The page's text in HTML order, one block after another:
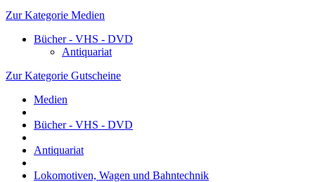
Zur Kategorie Medien
Bücher - VHS - DVD
Antiquariat
Zur Kategorie Gutscheine
Medien
Bücher - VHS - DVD
Antiquariat
Lokomotiven, Wagen und Bahntechnik